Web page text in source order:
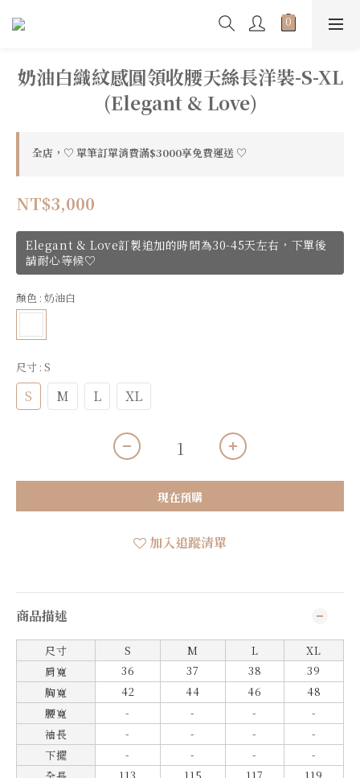
奶油白織紋感圓領收腰天絲長洋裝-S-XL
(Elegant & Love)
全店，♡ 單筆訂單消費滿$3000享免費運送 ♡
NT$3,000
Elegant & Love訂製追加的時間為30-45天左右，下單後
請耐心等候♡
顏色 : 奶油白
尺寸 : S
S M L XL
現在預購
加入追蹤清單
商品描述
尺寸 S M L
XL
肩寬
36 37 38
39
胸寬
42 44 46
48
腰寬
- - -
-
袖長
- - -
-
下擺
- - -
-